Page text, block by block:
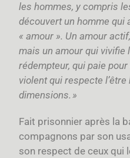
les hommes, y compris
découvert un homme qui
« amour ». Un amour
mais un amour qui vivifie
rédempteur, qui paie pour
violent qui respecte
dimensions. »
Fait prisonnier après la
compagnons par son
son respect de ceux qui